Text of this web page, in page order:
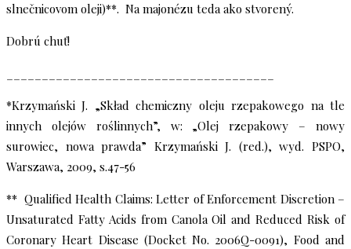
slnečnicovom oleji)**. Na majonézu teda ako stvorený.
Dobrú chuť!
*Krzymański J. „Skład chemiczny oleju rzepakowego na tle
innych olejów roślinnych”, w: „Olej rzepakowy – nowy
surowiec, nowa prawda” Krzymański J. (red.), wyd. PSPO,
Warszawa, 2009, s.47-56
** Qualified Health Claims: Letter of Enforcement Discretion –
Unsaturated Fatty Acids from Canola Oil and Reduced Risk of
Coronary Heart Disease (Docket No. 2006Q-0091), Food and